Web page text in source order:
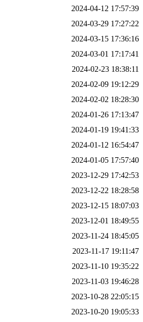
2024-04-12 17:57:39
2024-03-29 17:27:22
2024-03-15 17:36:16
2024-03-01 17:17:41
2024-02-23 18:38:11
2024-02-09 19:12:29
2024-02-02 18:28:30
2024-01-26 17:13:47
2024-01-19 19:41:33
2024-01-12 16:54:47
2024-01-05 17:57:40
2023-12-29 17:42:53
2023-12-22 18:28:58
2023-12-15 18:07:03
2023-12-01 18:49:55
2023-11-24 18:45:05
2023-11-17 19:11:47
2023-11-10 19:35:22
2023-11-03 19:46:28
2023-10-28 22:05:15
2023-10-20 19:05:33